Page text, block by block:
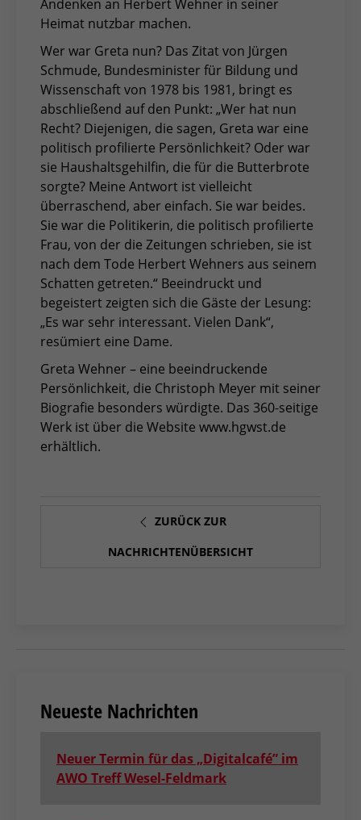
Andenken an Herbert Wehner in seiner
Heimat nutzbar machen.
Wer war Greta nun? Das Zitat von Jürgen
Schmude, Bundesminister für Bildung und
Wissenschaft von 1978 bis 1981, bringt es
abschließend auf den Punkt: „Wer hat nun
Recht? Diejenigen, die sagen, Greta war eine
politisch profilierte Persönlichkeit? Oder war
sie Haushaltsgehilfin, die für die Butterbrote
sorgte? Meine Antwort ist vielleicht
überraschend, aber einfach. Sie war beides.
Sie war die Politikerin, die politisch profilierte
Frau, von der die Zeitungen schrieben, sie ist
nach dem Tode Herbert Wehners aus seinem
Schatten getreten.“ Beeindruckt und
begeistert zeigten sich die Gäste der Lesung:
„Es war sehr interessant. Vielen Dank“,
resümiert eine Dame.
Greta Wehner – eine beeindruckende
Persönlichkeit, die Christoph Meyer mit seiner
Biografie besonders würdigte. Das 360-seitige
Werk ist über die Website www.hgwst.de
erhältlich.
ZURÜCK ZUR
NACHRICHTENÜBERSICHT
Neueste Nachrichten
Neuer Termin für das „Digitalcafé” im
AWO Treff Wesel-Feldmark